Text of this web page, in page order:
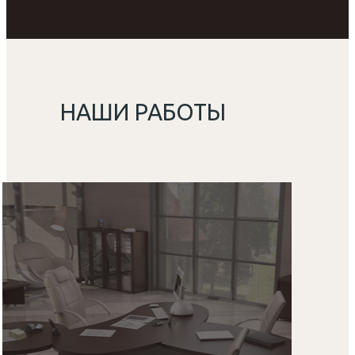
НАШИ РАБОТЫ